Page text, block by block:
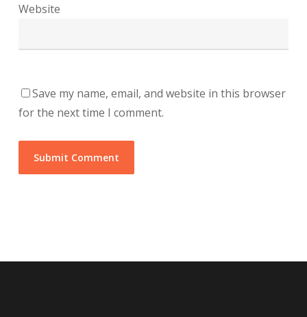
Website
Save my name, email, and website in this browser
for the next time I comment.